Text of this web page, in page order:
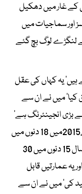
کے غار میں دھکیل
اور سماجیات میں
لنگڑے لوگ بچ گئے
ہیں‘ یہ کہاں کی عقل
کیا‘ میں نے ان سے
بڑی انجینئرنگ ہے‘
چین اس میدان میں کمال کر رہا ہے‘ چین نے2015میں 18 دنوں میں
57 منزلہ ٹاور بنا کر دنیا کو حیران کر دیا‘ اسی سال 15 دنوں میں 30
یہ عمارتیں قابل
کی‘ میں نے ان سے